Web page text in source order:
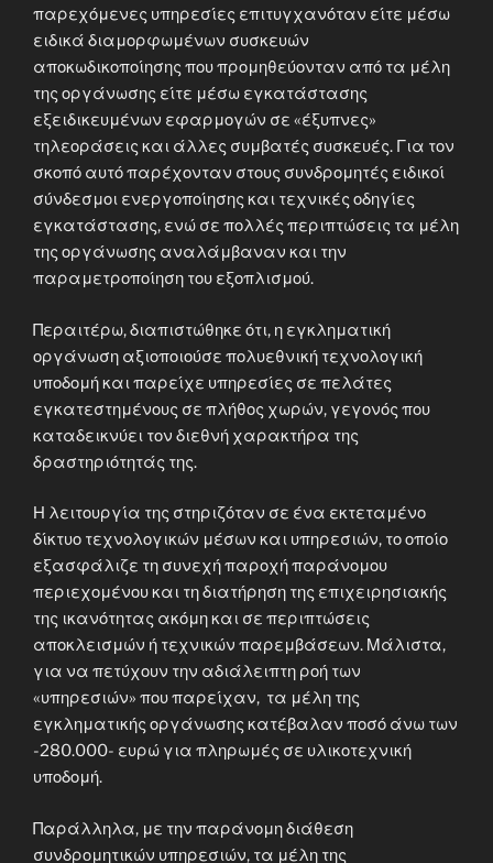
παρεχόμενες υπηρεσίες επιτυγχανόταν είτε μέσω
ειδικά διαμορφωμένων συσκευών
αποκωδικοποίησης που προμηθεύονταν από τα μέλη
της οργάνωσης είτε μέσω εγκατάστασης
εξειδικευμένων εφαρμογών σε «έξυπνες»
τηλεοράσεις και άλλες συμβατές συσκευές. Για τον
σκοπό αυτό παρέχονταν στους συνδρομητές ειδικοί
σύνδεσμοι ενεργοποίησης και τεχνικές οδηγίες
εγκατάστασης, ενώ σε πολλές περιπτώσεις τα μέλη
της οργάνωσης αναλάμβαναν και την
παραμετροποίηση του εξοπλισμού.
Περαιτέρω, διαπιστώθηκε ότι, η εγκληματική
οργάνωση αξιοποιούσε πολυεθνική τεχνολογική
υποδομή και παρείχε υπηρεσίες σε πελάτες
εγκατεστημένους σε πλήθος χωρών, γεγονός που
καταδεικνύει τον διεθνή χαρακτήρα της
δραστηριότητάς της.
Η λειτουργία της στηριζόταν σε ένα εκτεταμένο
δίκτυο τεχνολογικών μέσων και υπηρεσιών, το οποίο
εξασφάλιζε τη συνεχή παροχή παράνομου
περιεχομένου και τη διατήρηση της επιχειρησιακής
της ικανότητας ακόμη και σε περιπτώσεις
αποκλεισμών ή τεχνικών παρεμβάσεων. Μάλιστα,
για να πετύχουν την αδιάλειπτη ροή των
«υπηρεσιών» που παρείχαν, τα μέλη της
εγκληματικής οργάνωσης κατέβαλαν ποσό άνω των
-280.000- ευρώ για πληρωμές σε υλικοτεχνική
υποδομή.
Παράλληλα, με την παράνομη διάθεση
συνδρομητικών υπηρεσιών, τα μέλη της